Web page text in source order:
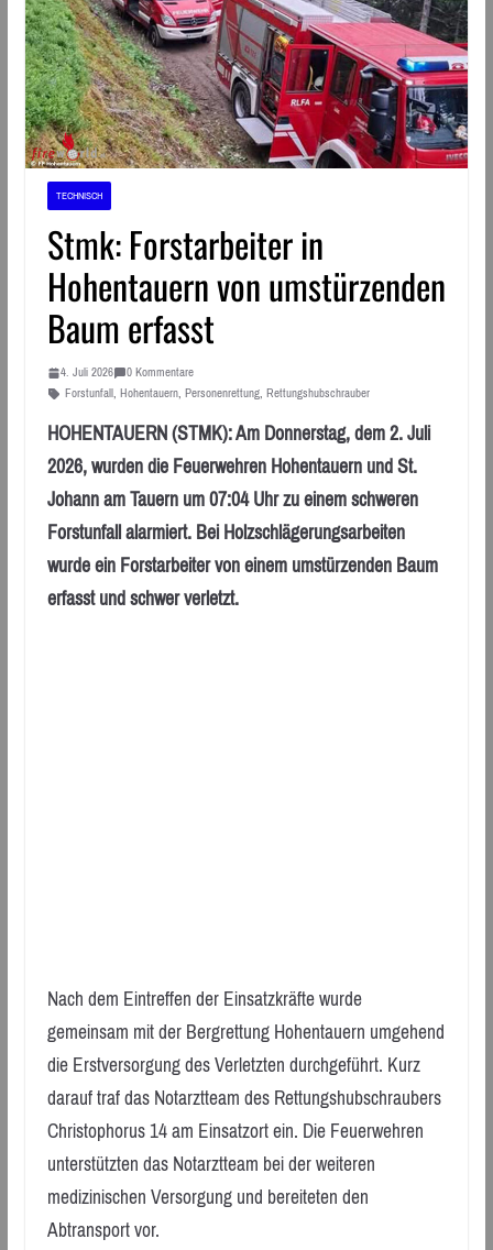
TECHNISCH
Stmk: Forstarbeiter in
Hohentauern von umstürzenden
Baum erfasst
4. Juli 2026
0 Kommentare
Forstunfall, Hohentauern, Personenrettung, Rettungshubschrauber
HOHENTAUERN (STMK): Am Donnerstag, dem 2. Juli
2026, wurden die Feuerwehren Hohentauern und St.
Johann am Tauern um 07:04 Uhr zu einem schweren
Forstunfall alarmiert. Bei Holzschlägerungsarbeiten
wurde ein Forstarbeiter von einem umstürzenden Baum
erfasst und schwer verletzt.
Nach dem Eintreffen der Einsatzkräfte wurde
gemeinsam mit der Bergrettung Hohentauern umgehend
die Erstversorgung des Verletzten durchgeführt. Kurz
darauf traf das Notarztteam des Rettungshubschraubers
Christophorus 14 am Einsatzort ein. Die Feuerwehren
unterstützten das Notarztteam bei der weiteren
medizinischen Versorgung und bereiteten den
Abtransport vor.